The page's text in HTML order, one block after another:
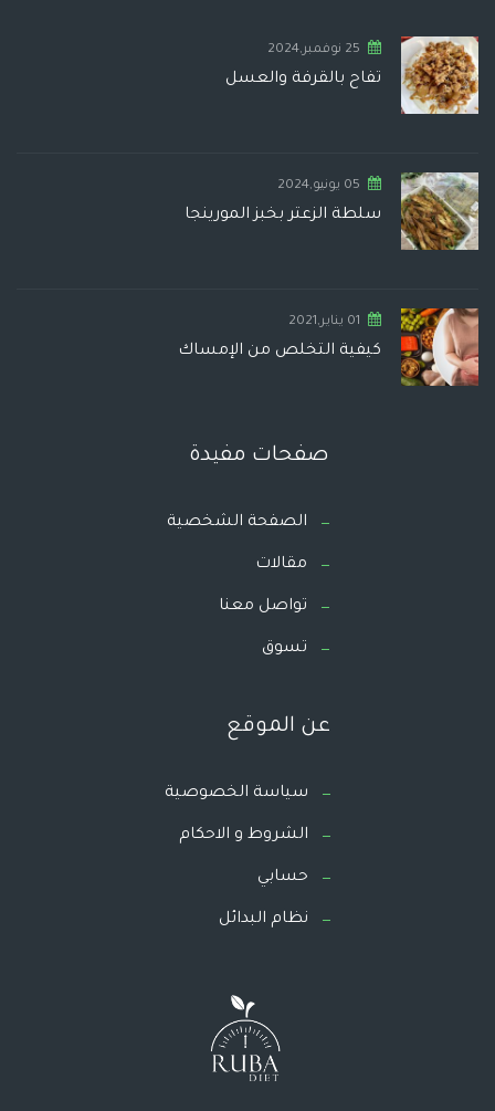
25 نوفمبر,2024
تفاح بالقرفة والعسل
05 يونيو,2024
سلطة الزعتر بخبز المورينجا
01 يناير,2021
كيفية التخلص من الإمساك
صفحات مفيدة
الصفحة الشخصية
مقالات
تواصل معنا
تسوق
عن الموقع
سياسة الخصوصية
الشروط و الاحكام
حسابي
نظام البدائل